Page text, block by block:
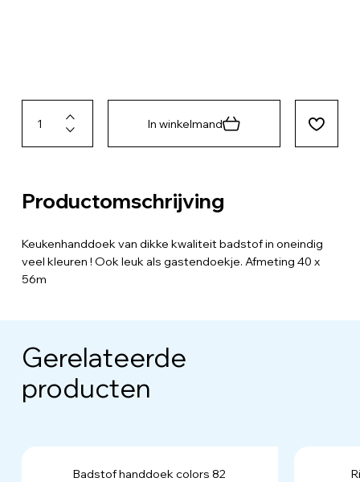
In winkelmand
Productomschrijving
Keukenhanddoek van dikke kwaliteit badstof in oneindig
veel kleuren ! Ook leuk als gastendoekje. Afmeting 40 x
56m
Gerelateerde
producten
Badstof handdoek colors 82